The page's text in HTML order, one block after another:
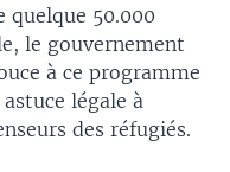
quelque 50.000
le gouvernement
à ce programme
légale à
des réfugiés.